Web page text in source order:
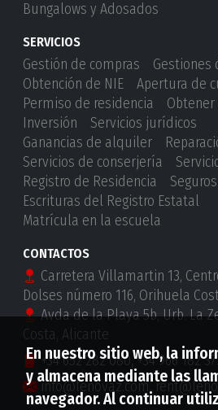
Bungalows y Adosados
SERVICIOS
Gestión de compras
Gestiones
Obtención de NIE
Apertura de
Permiso de residencia
Obtener
Inversión
Servicios jurídicos
Ganancias de alquiler
Servicios de conserjería
Registro de Residencia
Seguros
Escrituras del Registro Estatal
Matrícula en la escuela
CONTACTOS
Carretera Villamartin 13,
Dolses número 116, Orihuela
Avda de la Playa 5b, Urb. La
Costa, Alicante
+34 652 282 080,+34 966 182
info@lenovaz.com,
En nuestro sitio web, la
y almacena mediante las
navegador. Al continuar